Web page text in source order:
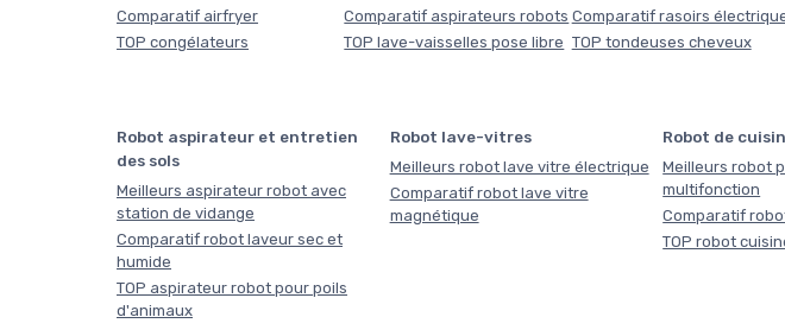
Comparatif airfryer
TOP congélateurs
Comparatif aspirateurs robots
TOP lave-vaisselles pose libre
Comparatif rasoirs
TOP tondeuses cheveux
Robot aspirateur et entretien
des sols
Meilleurs aspirateur robot avec
station de vidange
Comparatif robot laveur sec et
humide
TOP aspirateur robot pour poils
d'animaux
Robot lave-vitres
Meilleurs robot lave vitre électrique
Comparatif robot lave vitre
magnétique
Robot de
Meilleurs robot
multifonction
Comparatif
TOP robot